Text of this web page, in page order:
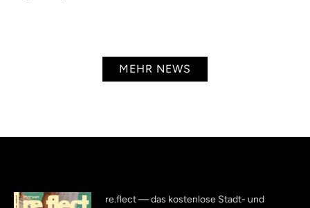
MEHR NEWS
re.flect — das kostenlose Stadt- und